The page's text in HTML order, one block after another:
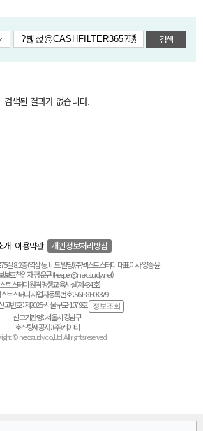
검색
검색된 결과가 없습니다.
개 이용약관 개인정보처리방침
길 8, 2층(역삼동, 비드 빌딩) ㈜넥스트스터디 대표이사 양승윤
보호책임자 정운규 (keeper@nextstudy.net)
트스터디 원격평생교육시설(제434호)
트스터디 사업자등록번호 : 561-81-03379
고번호 : 제2025-서울구로-1079호
신고기관명 : 서울시 강남구
호스팅제공자 : (주)케이티
© nextstudy.co.,Ltd. All rights reserved.